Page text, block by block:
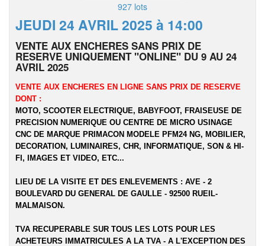
927 lots
JEUDI 24 AVRIL 2025 à 14:00
VENTE AUX ENCHERES SANS PRIX DE
RESERVE UNIQUEMENT "ONLINE" DU 9 AU 24
AVRIL 2025
VENTE AUX ENCHERES EN LIGNE SANS PRIX DE RESERVE
DONT :
MOTO, SCOOTER ELECTRIQUE, BABYFOOT, FRAISEUSE DE
PRECISION NUMERIQUE OU CENTRE DE MICRO USINAGE
CNC DE MARQUE PRIMACON MODELE PFM24 NG, MOBILIER,
DECORATION, LUMINAIRES, CHR, INFORMATIQUE, SON & HI-
FI, IMAGES ET VIDEO, ETC...
LIEU DE LA VISITE ET DES ENLEVEMENTS : AVE - 2
BOULEVARD DU GENERAL DE GAULLE - 92500 RUEIL-
MALMAISON.
TVA RECUPERABLE SUR TOUS LES LOTS POUR LES
ACHETEURS IMMATRICULES A LA TVA - A L'EXCEPTION DES